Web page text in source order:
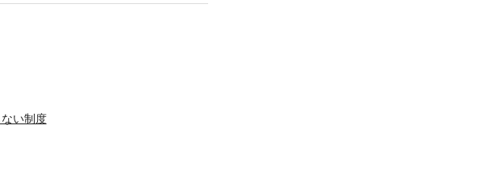
ことは？50代以上の方へ、親の介護資
ることは何か。世代によって今知って
い制度